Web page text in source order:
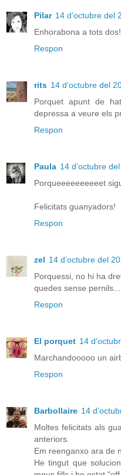
Pilar 14 d’octubre del
Enhorabona a tots dos!
Respon
rits 14 d’octubre del
Porquet apunt de
depressa a veure els
Respon
Paula 14 d’octubre
Porqueeeeeeeeeet
Felicitats guanyadors!
Respon
zel 14 d’octubre del
Porquessi, no hi ha
quedes sense
Respon
El porquet 14
Marchandooooo un
Respon
Barbollaire 14
Moltes felicitats als
anteriors.
Em reenganxo ara de
He tingut que